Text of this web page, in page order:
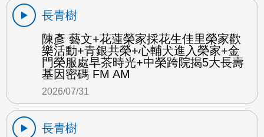
長青樹
陳彥 藝文+花蓮榮家採花生佳里榮家歡
樂活動+青銀共榮+心輔犬進入榮家+金
門榮服處早茶時光+中榮跨院揭5大長壽
基因密碼 FM AM
2026/07/31
長青樹